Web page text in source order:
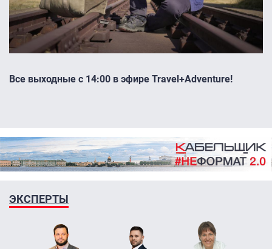
Все выходные с 14:00 в эфире Travel+Adventure!
ЭКСПЕРТЫ